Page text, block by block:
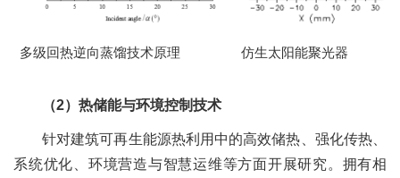
多级回热逆向蒸馏技术原理 仿生太阳能聚光器
（2）热储能与环境控制技术
针对建筑可再生能源热利用中的高效储热、强化传热、
系统优化、环境营造与智慧运维等方面开展研究。拥有相